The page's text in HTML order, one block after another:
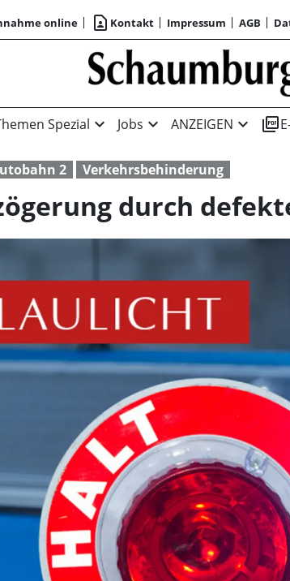
online contact_page Kontakt Impressum AGB
Spezial expand_more Jobs expand_more ANZEIGEN expand_more picture_as_pdf
2 Verkehrsbehinderung
durch